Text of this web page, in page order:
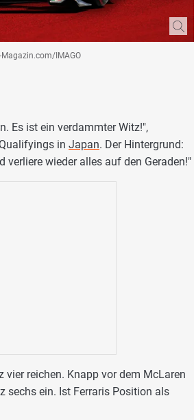
IMAGO
Es ist ein verdammter Witz!",
in Japan. Der Hintergrund:
verliere wieder alles auf den Geraden!"
vier reichen. Knapp vor dem McLaren
sechs ein. Ist Ferraris Position als